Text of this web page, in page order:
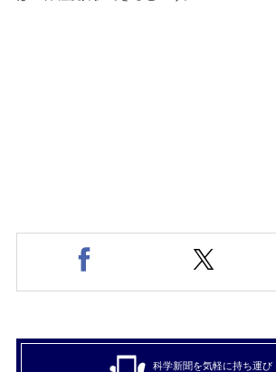
科学新聞を気軽に持ち運び